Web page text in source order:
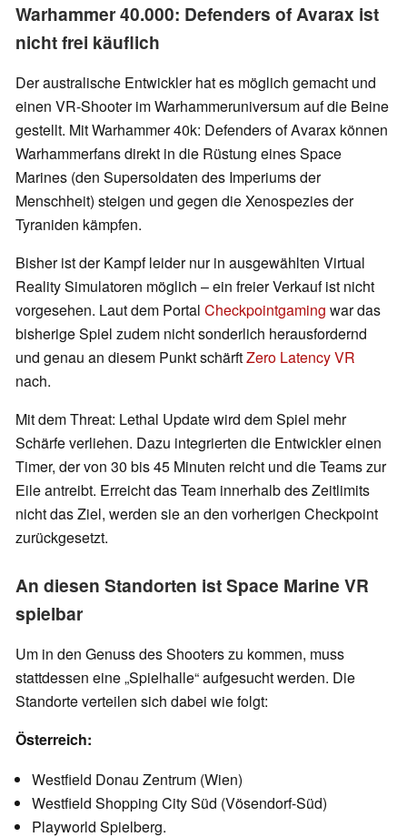
Warhammer 40.000: Defenders of Avarax ist
nicht frei käuflich
Der australische Entwickler hat es möglich gemacht und
einen VR-Shooter im Warhammeruniversum auf die Beine
gestellt. Mit Warhammer 40k: Defenders of Avarax können
Warhammerfans direkt in die Rüstung eines Space
Marines (den Supersoldaten des Imperiums der
Menschheit) steigen und gegen die Xenospezies der
Tyraniden kämpfen.
Bisher ist der Kampf leider nur in ausgewählten Virtual
Reality Simulatoren möglich – ein freier Verkauf ist nicht
vorgesehen. Laut dem Portal Checkpointgaming war das
bisherige Spiel zudem nicht sonderlich herausfordernd
und genau an diesem Punkt schärftZero Latency VR
nach.
Mit dem Threat: Lethal Update wird dem Spiel mehr
Schärfe verliehen. Dazu integrierten die Entwickler einen
Timer, der von 30 bis 45 Minuten reicht und die Teams zur
Eile antreibt. Erreicht das Team innerhalb des Zeitlimits
nicht das Ziel, werden sie an den vorherigen Checkpoint
zurückgesetzt.
An diesen Standorten ist Space Marine VR
spielbar
Um in den Genuss des Shooters zu kommen, muss
stattdessen eine „Spielhalle“ aufgesucht werden. Die
Standorte verteilen sich dabei wie folgt:
Österreich:
Westfield Donau Zentrum (Wien)
Westfield Shopping City Süd (Vösendorf-Süd)
Playworld Spielberg.